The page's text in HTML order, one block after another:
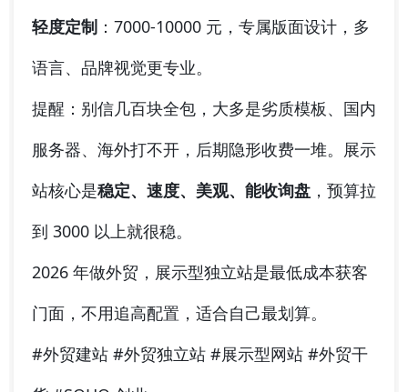
轻度定制 ：7000-10000 元，专属版面设计，多
语言、品牌视觉更专业。
提醒：别信几百块全包，大多是劣质模板、国内
服务器、海外打不开，后期隐形收费一堆。展示
站核心是稳定、速度、美观、能收询盘 ，预算拉
到 3000 以上就很稳。
2026 年做外贸，展示型独立站是最低成本获客
门面，不用追高配置，适合自己最划算。
#外贸建站 #外贸独立站 #展示型网站 #外贸干